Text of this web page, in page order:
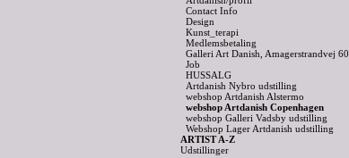
Contact Info
Design
Kunst_terapi
Medlemsbetaling
Galleri Art Danish, Amagerstrandvej 60
Job
HUSSALG
Artdanish Nybro udstilling
webshop Artdanish Alstermo
webshop Artdanish Copenhagen
webshop Galleri Vadsby udstilling
Webshop Lager Artdanish udstilling
ARTIST A-Z
Udstillinger